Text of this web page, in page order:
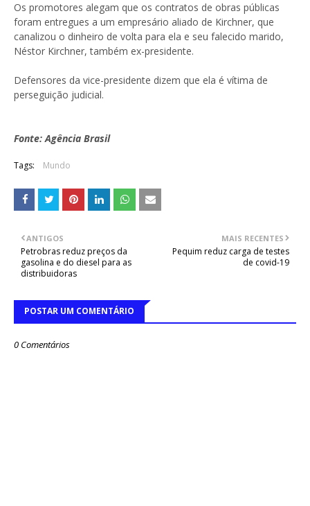
Os promotores alegam que os contratos de obras públicas
foram entregues a um empresário aliado de Kirchner, que
canalizou o dinheiro de volta para ela e seu falecido marido,
Néstor Kirchner, também ex-presidente.
Defensores da vice-presidente dizem que ela é vítima de
perseguição judicial.
Fonte: Agência Brasil
Tags: Mundo
MAIS RECENTES
Pequim reduz carga de testes
de covid-19
ANTIGOS
Petrobras reduz preços da
gasolina e do diesel para as
distribuidoras
POSTAR UM COMENTÁRIO
0 Comentários